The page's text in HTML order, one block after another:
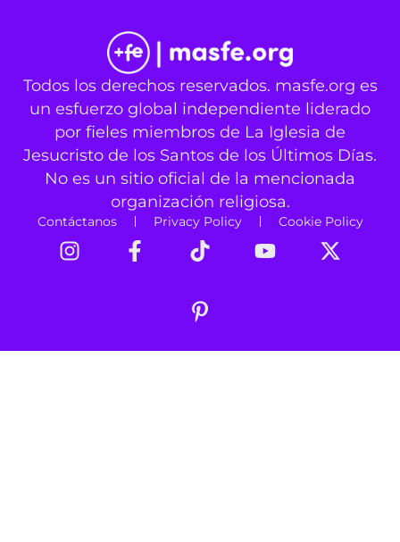
Todos los derechos reservados. masfe.org es
un esfuerzo global independiente liderado
por fieles miembros de La Iglesia de
Jesucristo de los Santos de los Últimos Días.
No es un sitio oficial de la mencionada
organización religiosa.
Contáctanos Privacy Policy Cookie Policy